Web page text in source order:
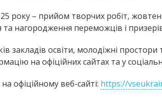
року – прийом творчих робіт,
нагородження переможців і
закладів освіти, молодіжні простори
на офіційних сайтах та у
офіційному веб-сайті: https://